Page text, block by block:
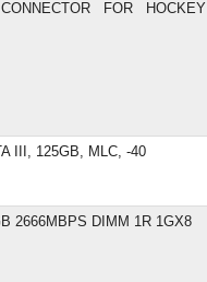
FOR HOCKEY
III, 125GB, MLC, -40
2666MBPS DIMM 1R 1GX8